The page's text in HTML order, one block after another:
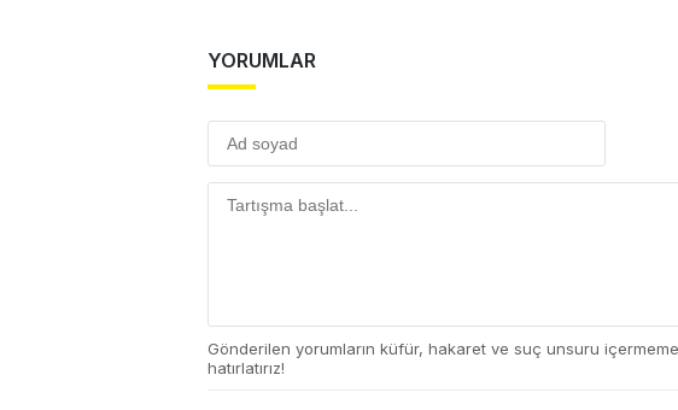
YORUMLAR
Gönderilen yorumların küfür, hakaret ve suç unsuru
hatırlatırız!